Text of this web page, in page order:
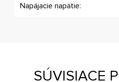
Napájacie napätie:
SÚVISIACE